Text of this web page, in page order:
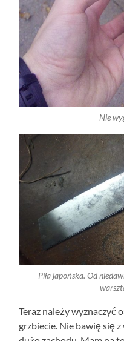
Nie
Piła japońska. Od
Teraz należy wyznaczyć
grzbiecie. Nie bawię się